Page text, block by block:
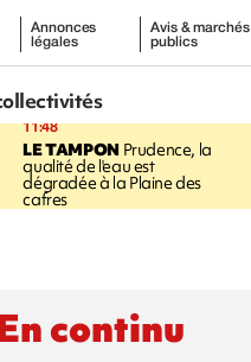
Annonces
légales
Avis & marchés
publics
11:48
LE TAMPONPrudence, la
qualité de l'eau est
dégradée à la Plaine des
cafres
continu